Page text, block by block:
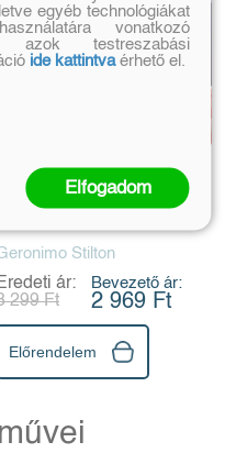
Kalandos születésnap
Stilton
Eredeti ár:
299 Ft
Bevezető ár:
2 969 Ft
Előrendelem
egyéb technológiákat
vonatkozó
azok testreszabási
ide kattintvaérhető el.
Elfogadom